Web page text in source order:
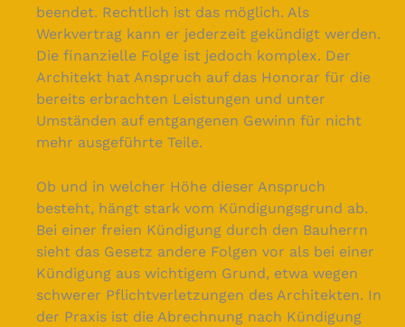
beendet. Rechtlich ist das möglich. Als
Werkvertrag kann er jederzeit gekündigt werden.
Die finanzielle Folge ist jedoch komplex. Der
Architekt hat Anspruch auf das Honorar für die
bereits erbrachten Leistungen und unter
Umständen auf entgangenen Gewinn für nicht
mehr ausgeführte Teile.
Ob und in welcher Höhe dieser Anspruch
besteht, hängt stark vom Kündigungsgrund ab.
Bei einer freien Kündigung durch den Bauherrn
sieht das Gesetz andere Folgen vor als bei einer
Kündigung aus wichtigem Grund, etwa wegen
schwerer Pflichtverletzungen des Architekten. In
der Praxis ist die Abrechnung nach Kündigung